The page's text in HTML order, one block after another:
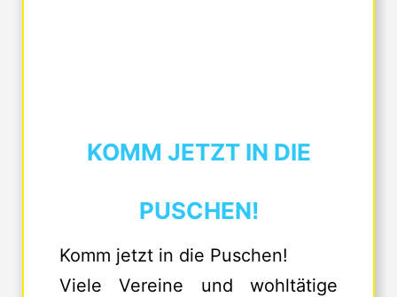
KOMM JETZT IN DIE
PUSCHEN!
Komm jetzt in die Puschen!
Viele Vereine und wohltätige